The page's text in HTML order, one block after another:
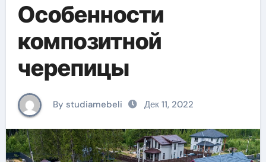
Особенности
композитной
черепицы
By studiamebeli Дек 11, 2022